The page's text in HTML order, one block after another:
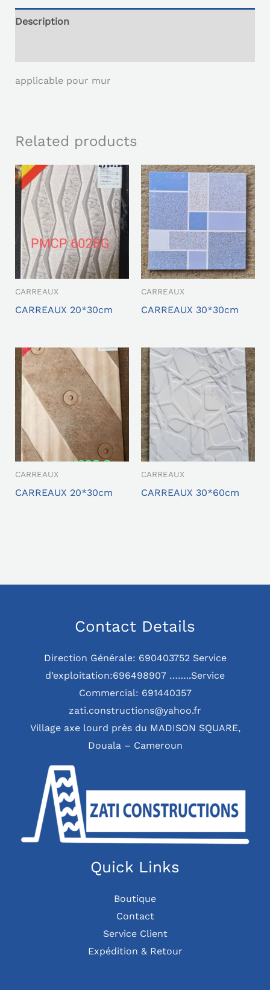
Description
applicable pour mur
Related products
CARREAUX
CARREAUX 20*30cm
CARREAUX
CARREAUX 30*30cm
CARREAUX
CARREAUX 20*30cm
CARREAUX
CARREAUX 30*60cm
Contact Details
Direction Générale: 690403752 Service
d’exploitation:696498907 ……..Service
Commercial: 691440357
zati.constructions@yahoo.fr
Village axe lourd près du MADISON SQUARE,
Douala – Cameroun
Quick Links
Boutique
Contact
Service Client
Expédition & Retour